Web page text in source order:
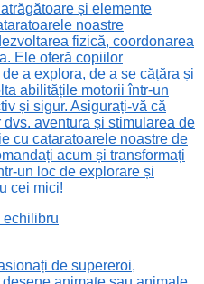
și elemente
noastre
fizică, coordonarea
Ele oferă copiilor
a explora, de a se cățăra și
abilitățile motorii într-un
și sigur. Asigurați-vă că
aventura și stimularea de
cu cataratoarele noastre de
acum și transformați
un loc de explorare și
cei mici!
echilibru
de supereroi,